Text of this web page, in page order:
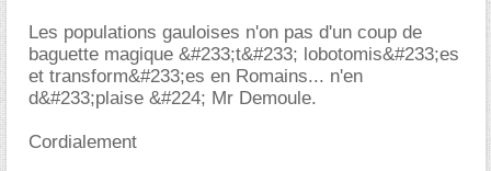
Les populations gauloises n'on pas d'un coup de
baguette magique &#233;t&#233; lobotomis&#233;es
et transform&#233;es en Romains... n'en
d&#233;plaise &#224; Mr Demoule.
Cordialement